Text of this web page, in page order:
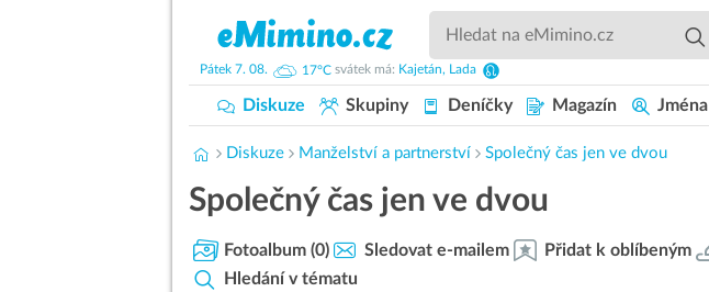
Pátek 7. 08. 17°C svátek má: Kajetán, Lada
Diskuze Skupiny Deníčky Magazín Jména
Diskuze Manželství a partnerství Společný čas jen ve dvou
Společný čas jen ve dvou
Fotoalbum (0) Sledovat e-mailem Přidat k oblíbeným
Hledání v tématu